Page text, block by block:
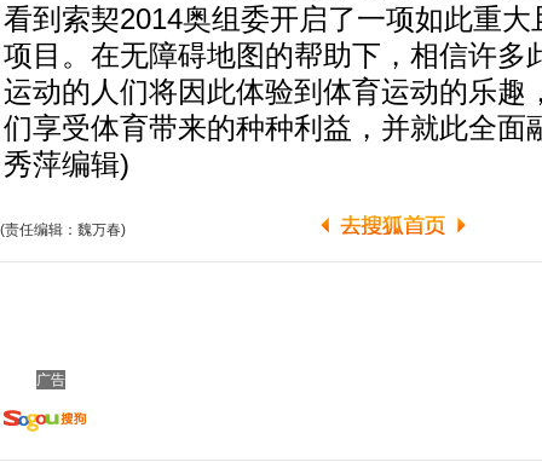
看到索契2014奥组委开启了一项如此重
项目。在无障碍地图的帮助下，相信许多
运动的人们将因此体验到体育运动的乐趣
们享受体育带来的种种利益，并就此全面
秀萍编辑)
(责任编辑：魏万春)
广告